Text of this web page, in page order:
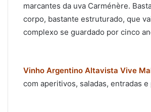
marcantes da uva Carménère.
corpo, bastante estruturado, que
complexo se guardado por cinco
Vinho Argentino Altavista Vive
com aperitivos, saladas, entradas